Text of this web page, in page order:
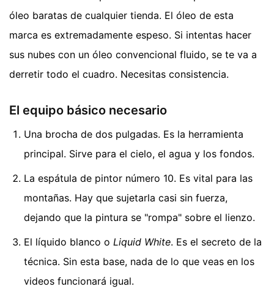
óleo baratas de cualquier tienda. El óleo de esta
marca es extremadamente espeso. Si intentas hacer
sus nubes con un óleo convencional fluido, se te va a
derretir todo el cuadro. Necesitas consistencia.
El equipo básico necesario
Una brocha de dos pulgadas. Es la herramienta
principal. Sirve para el cielo, el agua y los fondos.
La espátula de pintor número 10. Es vital para las
montañas. Hay que sujetarla casi sin fuerza,
dejando que la pintura se "rompa" sobre el lienzo.
El líquido blanco o Liquid White. Es el secreto de la
técnica. Sin esta base, nada de lo que veas en los
videos funcionará igual.